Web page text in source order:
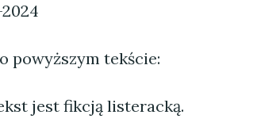
powyższym tekście:
jest fikcją listeracką.